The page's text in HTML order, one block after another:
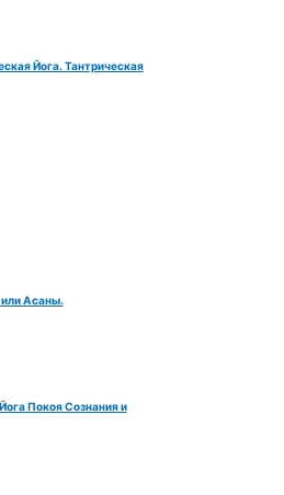
Йога. Тантрическая
Асаны.
Покоя Сознания и